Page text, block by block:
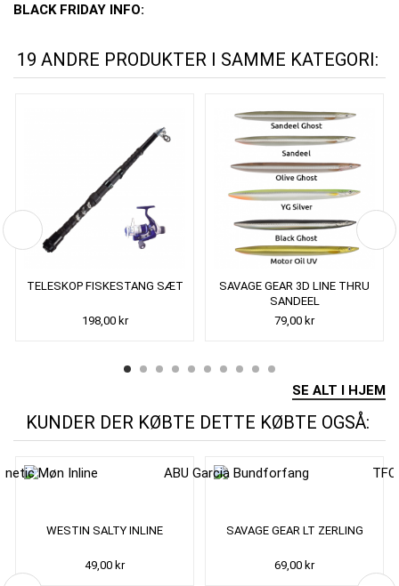
BLACK FRIDAY INFO:
19 ANDRE PRODUKTER I SAMME KATEGORI:
TELESKOP FISKESTANG SÆT
198,00 kr
SAVAGE GEAR 3D LINE THRU
SANDEEL
79,00 kr
SE ALT I HJEM
KUNDER DER KØBTE DETTE KØBTE OGSÅ:
WESTIN SALTY INLINE
49,00 kr
SAVAGE GEAR LT ZERLING
69,00 kr